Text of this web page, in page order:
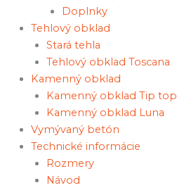
Doplnky
Tehlový obklad
Stará tehla
Tehlový obklad Toscana
Kamenný obklad
Kamenný obklad Tip top
Kamenný obklad Luna
Vymývaný betón
Technické informácie
Rozmery
Návod